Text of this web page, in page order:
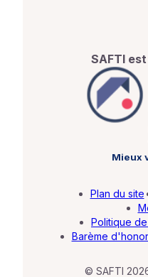
SAFTI est
Mieux
© SAFTI
Plan du site
Politique
Barème